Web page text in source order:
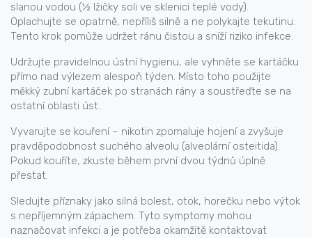
slanou vodou (½ lžičky soli ve sklenici teplé vody).
Oplachujte se opatrně, nepříliš silně a ne polykajte tekutinu.
Tento krok pomůže udržet ránu čistou a sníží riziko infekce.
Udržujte pravidelnou ústní hygienu, ale vyhněte se kartáčku
přímo nad výlezem alespoň týden. Místo toho použijte
měkký zubní kartáček po stranách rány a soustřeďte se na
ostatní oblasti úst.
Vyvarujte se kouření – nikotin zpomaluje hojení a zvyšuje
pravděpodobnost suchého alveolu (alveolární osteitida).
Pokud kouříte, zkuste během první dvou týdnů úplně
přestat.
Sledujte příznaky jako silná bolest, otok, horečku nebo výtok
s nepříjemným zápachem. Tyto symptomy mohou
naznačovat infekci a je potřeba okamžitě kontaktovat